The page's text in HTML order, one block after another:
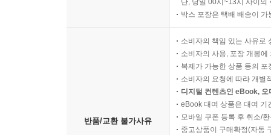
단, 당일 00시~13시 사이의
박스 포장은 택배 배송이
반품/교환 불가사유
소비자의 책임 있는 사유로
소비자의 사용, 포장 개봉
복제가 가능한 상품 등의
소비자의 요청에 따라 개별
디지털 컨텐츠인 eBook,
eBook 대여 상품은 대여 기
모바일 쿠폰 등록 후 취소/
중고상품이 구매확정(자동